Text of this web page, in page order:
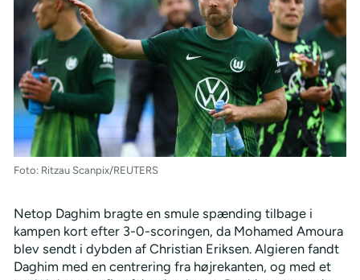
Foto: Ritzau Scanpix/REUTERS
Netop Daghim bragte en smule spænding tilbage i
kampen kort efter 3-0-scoringen, da Mohamed Amoura
blev sendt i dybden af Christian Eriksen. Algieren fandt
Daghim med en centrering fra højrekanten, og med et